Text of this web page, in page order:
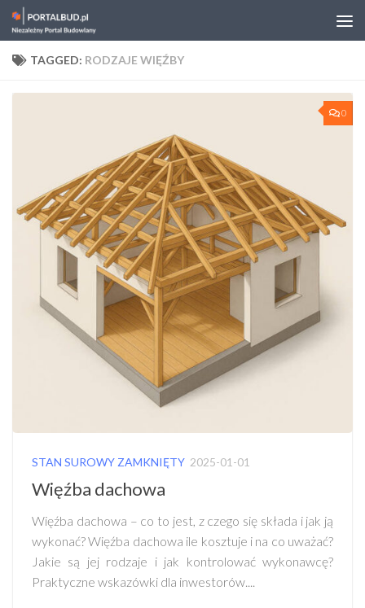
Skip to content
TAGGED: RODZAJE WIĘŹBY
0
STAN SUROWY ZAMKNIĘTY 2025-01-01
Więźba dachowa
Więźba dachowa – co to jest, z czego się składa i jak ją
wykonać? Więźba dachowa ile kosztuje i na co uważać?
Jakie są jej rodzaje i jak kontrolować wykonawcę?
Praktyczne wskazówki dla inwestorów....